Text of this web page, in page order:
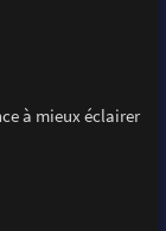
à mieux éclairer